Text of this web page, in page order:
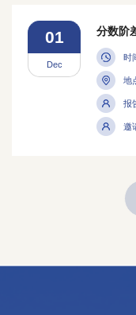
01
Dec
分数阶
时
地
报
邀